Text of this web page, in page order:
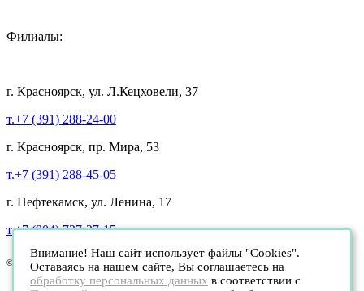
Филиалы:
г. Красноярск, ул. Л.Кецховели, 37
т.+7 (391) 288-24-00
г. Красноярск, пр. Мира, 53
т.+7 (391) 288-45-05
г. Нефтекамск, ул. Ленина, 17
т.+7 (904) 737-27-15
© Ресторан КинзаЗа, 2026. Все права защищены.
Внимание! Наш сайт использует файлы "Cookies".
Оставаясь на нашем сайте, Вы соглашаетесь на
обработку персональных данных в соответствии с